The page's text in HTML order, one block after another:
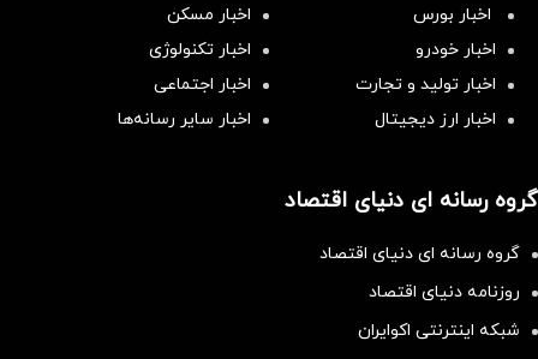
اخبار بورس
اخبار مسکن
اخبار خودرو
اخبار تکنولوژی
اخبار تولید و تجارت
اخبار اجتماعی
اخبار ارز دیجیتال
اخبار سایر رسانه‌‌ها
گروه رسانه ای دنیای اقتصاد
گروه رسانه ای دنیای اقتصاد
روزنامه دنیای اقتصاد
شبکه اینترنتی اکوایران